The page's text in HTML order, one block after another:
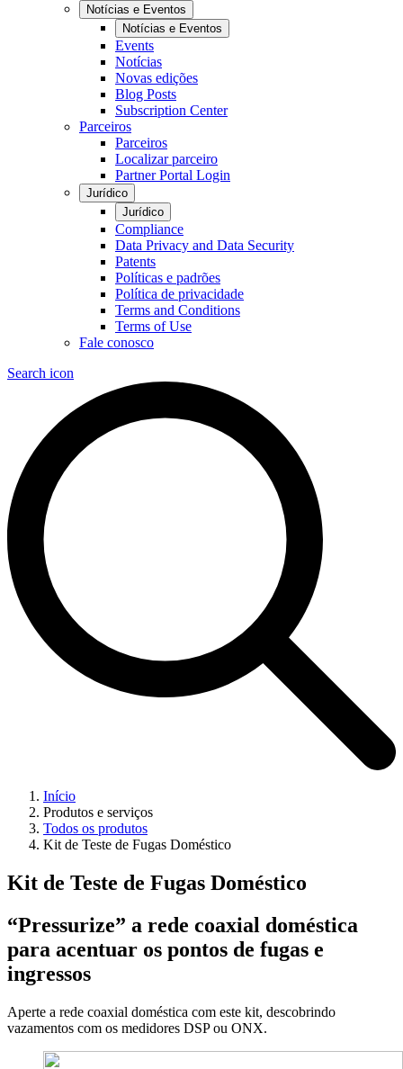
Notícias e Eventos
Notícias e Eventos
Events
Notícias
Novas edições
Blog Posts
Subscription Center
Parceiros
Parceiros
Localizar parceiro
Partner Portal Login
Jurídico
Jurídico
Compliance
Data Privacy and Data Security
Patents
Políticas e padrões
Política de privacidade
Terms and Conditions
Terms of Use
Fale conosco
Search icon
Início
Produtos e serviços
Todos os produtos
Kit de Teste de Fugas Doméstico
Kit de Teste de Fugas Doméstico
“Pressurize” a rede coaxial doméstica
para acentuar os pontos de fugas e
ingressos
Aperte a rede coaxial doméstica com este kit, descobrindo
vazamentos com os medidores DSP ou ONX.